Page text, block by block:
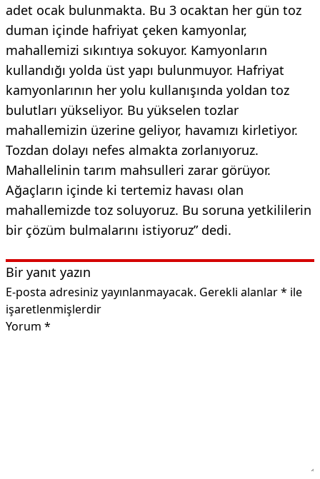
adet ocak bulunmakta. Bu 3 ocaktan her gün toz
duman içinde hafriyat çeken kamyonlar,
mahallemizi sıkıntıya sokuyor. Kamyonların
kullandığı yolda üst yapı bulunmuyor. Hafriyat
kamyonlarının her yolu kullanışında yoldan toz
bulutları yükseliyor. Bu yükselen tozlar
mahallemizin üzerine geliyor, havamızı kirletiyor.
Tozdan dolayı nefes almakta zorlanıyoruz.
Mahallelinin tarım mahsulleri zarar görüyor.
Ağaçların içinde ki tertemiz havası olan
mahallemizde toz soluyoruz. Bu soruna yetkililerin
bir çözüm bulmalarını istiyoruz” dedi.
Bir yanıt yazın
E-posta adresiniz yayınlanmayacak. Gerekli alanlar* ile
işaretlenmişlerdir
Yorum *